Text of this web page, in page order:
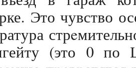
Это чувство
(это 0 по